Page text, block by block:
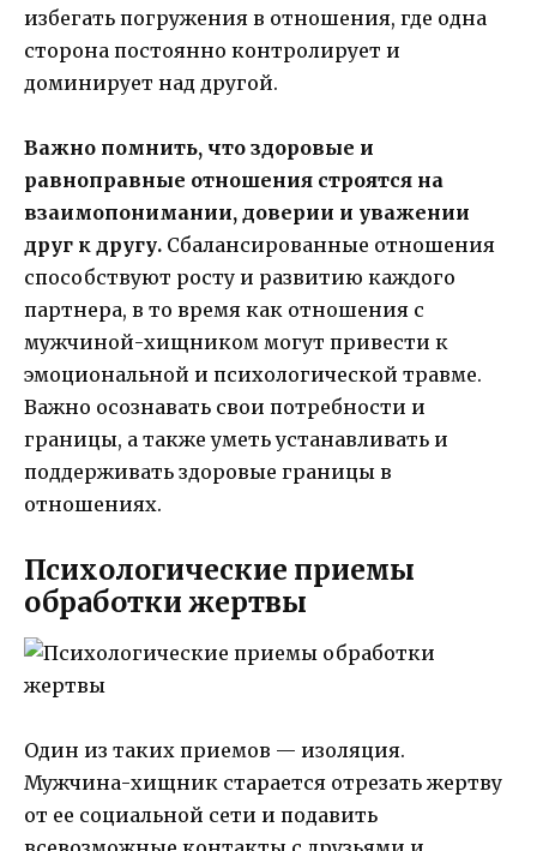
избегать погружения в отношения, где одна
сторона постоянно контролирует и
доминирует над другой.
Важно помнить, что здоровые и
равноправные отношения строятся на
взаимопонимании, доверии и уважении
друг к другу. Сбалансированные отношения
способствуют росту и развитию каждого
партнера, в то время как отношения с
мужчиной-хищником могут привести к
эмоциональной и психологической травме.
Важно осознавать свои потребности и
границы, а также уметь устанавливать и
поддерживать здоровые границы в
отношениях.
Психологические приемы
обработки жертвы
Один из таких приемов — изоляция.
Мужчина-хищник старается отрезать жертву
от ее социальной сети и подавить